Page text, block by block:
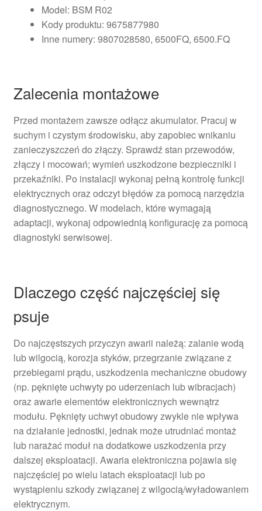
Model: BSM R02
Kody produktu: 9675877980
Inne numery: 9807028580, 6500FQ, 6500.FQ
Zalecenia montażowe
Przed montażem zawsze odłącz akumulator. Pracuj w
suchym i czystym środowisku, aby zapobiec wnikaniu
zanieczyszczeń do złączy. Sprawdź stan przewodów,
złączy i mocowań; wymień uszkodzone bezpieczniki i
przekaźniki. Po instalacji wykonaj pełną kontrolę funkcji
elektrycznych oraz odczyt błędów za pomocą narzędzia
diagnostycznego. W modelach, które wymagają
adaptacji, wykonaj odpowiednią konfigurację za pomocą
diagnostyki serwisowej.
Dlaczego część najczęściej się
psuje
Do najczęstszych przyczyn awarii należą: zalanie wodą
lub wilgocią, korozja styków, przegrzanie związane z
przebiegami prądu, uszkodzenia mechaniczne obudowy
(np. pęknięte uchwyty po uderzeniach lub wibracjach)
oraz awarie elementów elektronicznych wewnątrz
modułu. Pęknięty uchwyt obudowy zwykle nie wpływa
na działanie jednostki, jednak może utrudniać montaż
lub narażać moduł na dodatkowe uszkodzenia przy
dalszej eksploatacji. Awaria elektroniczna pojawia się
najczęściej po wielu latach eksploatacji lub po
wystąpieniu szkody związanej z wilgocią/wyładowaniem
elektrycznym.